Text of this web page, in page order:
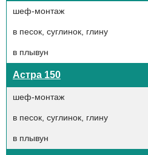
шеф-монтаж
в песок, суглинок, глину
в плывун
Астра 150
шеф-монтаж
в песок, суглинок, глину
в плывун